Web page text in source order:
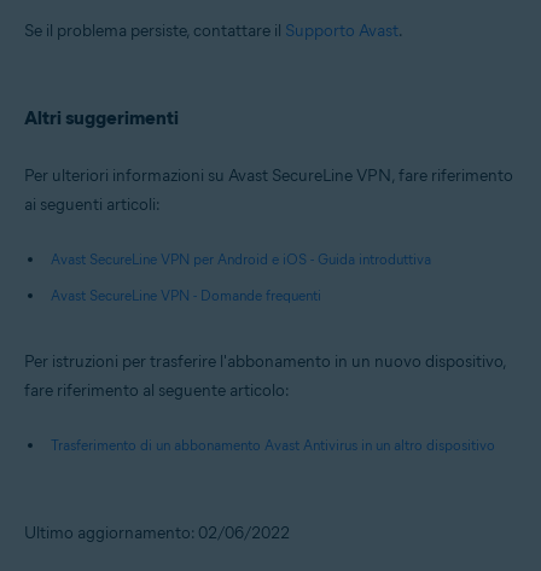
Se il problema persiste, contattare il Supporto Avast.
Altri suggerimenti
Per ulteriori informazioni su Avast SecureLine VPN, fare riferimento
ai seguenti articoli:
Avast SecureLine VPN per Android e iOS - Guida introduttiva
Avast SecureLine VPN - Domande frequenti
Per istruzioni per trasferire l'abbonamento in un nuovo dispositivo,
fare riferimento al seguente articolo:
Trasferimento di un abbonamento Avast Antivirus in un altro dispositivo
Ultimo aggiornamento: 02/06/2022